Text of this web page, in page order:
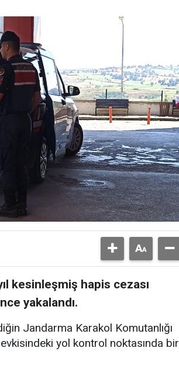
kesinleşmiş hapis cezası
yakalandı.
Jandarma Karakol Komutanlığı
yol kontrol noktasında bir